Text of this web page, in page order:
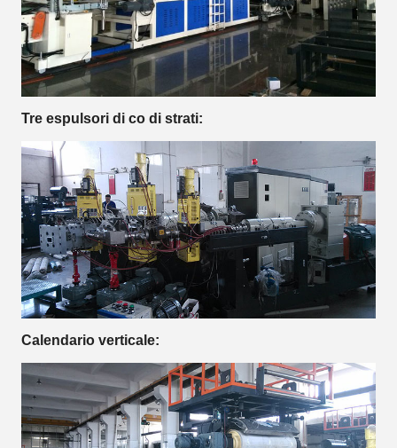
Tre espulsori di co di strati:
Calendario verticale: